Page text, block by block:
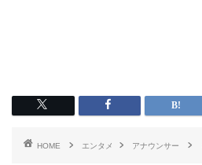
HOME エンタメ アナウンサー